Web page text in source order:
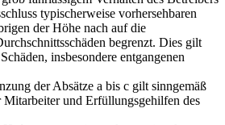
typischerweise vorhersehbaren
der Höhe nach auf die
begrenzt. Dies gilt
insbesondere entgangenen
der Absätze a bis c gilt sinngemäß
Mitarbeiter und Erfüllungsgehilfen des